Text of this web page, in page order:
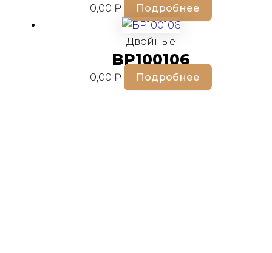
0,00₽ Подробнее
Двойные
BP100106
0,00₽ Подробнее